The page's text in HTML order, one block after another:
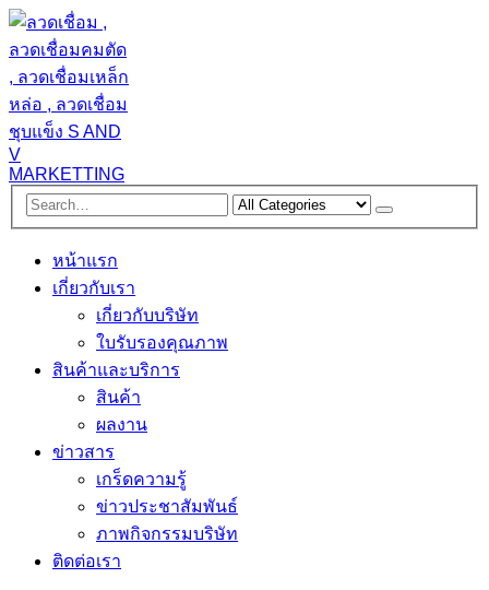
หน้าแรก
เกี่ยวกับเรา
เกี่ยวกับบริษัท
ใบรับรองคุณภาพ
สินค้าและบริการ
สินค้า
ผลงาน
ข่าวสาร
เกร็ดความรู้
ข่าวประชาสัมพันธ์
ภาพกิจกรรมบริษัท
ติดต่อเรา